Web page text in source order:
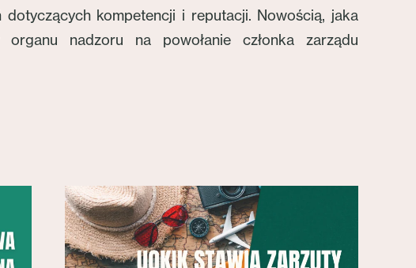
dotyczących kompetencji i reputacji. Nowością, jaka
nadzoru na powołanie członka zarządu